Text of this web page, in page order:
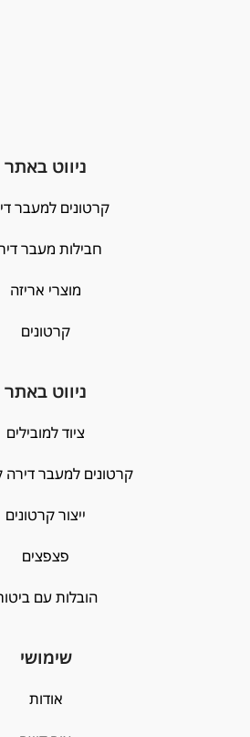
ניווט באתר
קרטונים למעבר
חבילות מעבר
מוצרי אריזה
קרטונים
ניווט באתר
ציוד למובילים
קרטונים למעבר דירה
ייצור קרטונים
פצפצים
הובלות עם
שימושי
אודות